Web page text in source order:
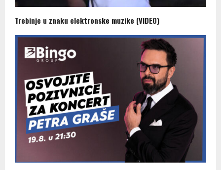
Trebinje u znaku elektronske muzike (VIDEO)